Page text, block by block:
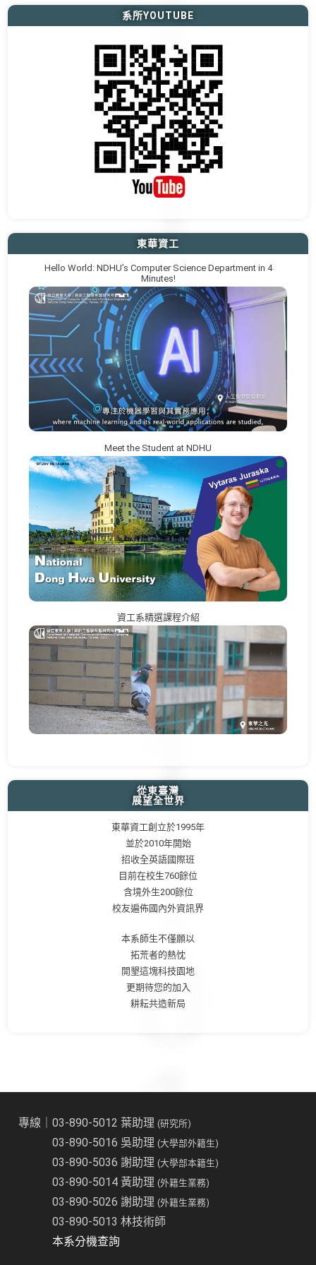
系所YOUTUBE
東華資工
Hello World: NDHU’s Computer Science Department in 4
Minutes!
Meet the Student at NDHU
資工系精選課程介紹
從東臺灣
展望全世界
東華資工創立於1995年
並於2010年開始
招收全英語國際班
目前在校生760餘位
含境外生200餘位
校友遍佈國內外資訊界
本系師生不僅願以
拓荒者的熱忱
開墾這塊科技園地
更期待您的加入
耕耘共造新局
專線｜03-890-5012 葉助理(研究所)
03-890-5016 吳助理(大學部外籍生)
03-890-5036 謝助理(大學部本籍生)
03-890-5014 黃助理(外籍生業務)
03-890-5026 謝助理(外籍生業務)
03-890-5013 林技術師
本系分機查詢